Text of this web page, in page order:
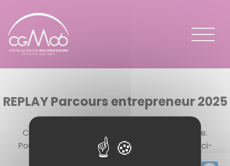
REPLAY Parcours entrepreneur 2025
Ce contenu est protégé par un mot de passe.
Pour le voir, veuillez saisir votre mot de passe ci-
dessous :